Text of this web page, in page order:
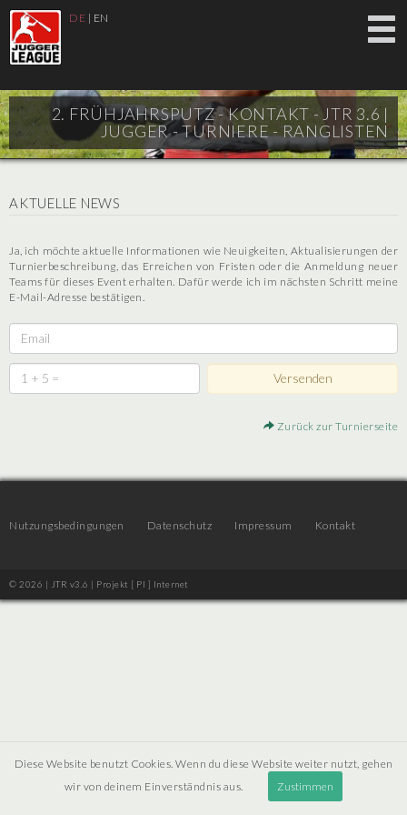
DE | EN
2. FRÜHJAHRSPUTZ - KONTAKT - JTR 3.6 |
JUGGER - TURNIERE - RANGLISTEN
AKTUELLE NEWS
Ja, ich möchte aktuelle Informationen wie Neuigkeiten, Aktualisierungen der
Turnierbeschreibung, das Erreichen von Fristen oder die Anmeldung neuer
Teams für dieses Event erhalten. Dafür werde ich im nächsten Schritt meine
E-Mail-Adresse bestätigen.
Zurück zur Turnierseite
Nutzungsbedingungen Datenschutz Impressum Kontakt
© 2026 | JTR v3.6 | Projekt [ PI ] Internet
Diese Website benutzt Cookies. Wenn du diese Website weiter nutzt, gehen
wir von deinem Einverständnis aus.
Zustimmen